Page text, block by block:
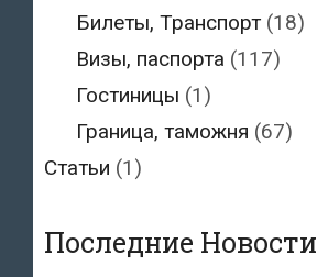
Билеты, Транспорт(18)
Визы, паспорта (117)
Гостиницы (1)
Граница, таможня (67)
Статьи (1)
Последние Новости